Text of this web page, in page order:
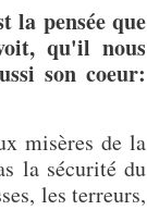
la pensée que
qu'il nous
son coeur:
misères de la
la sécurité du
les terreurs,